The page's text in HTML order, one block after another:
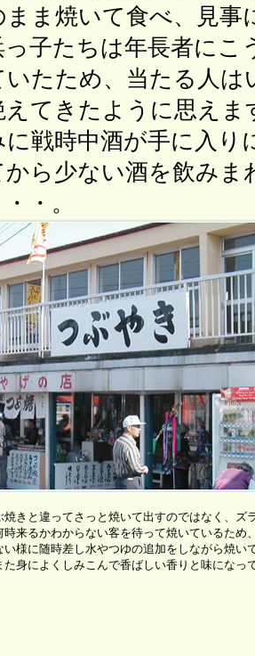
まま焼いて食べ、見事
子たちは年長者にこ
いたため、当たる人
えてきたように思えま
に戦時中酒が手に入
から少ない酒を飲み
・。
焼きと違ってさっと焼いて出すのではなく、ズ
時来るかわからない客を待って焼いているため
い様に随時差し水やつゆの追加をしながら焼い
た身によくしみこんで香ばしい香りと味になっ